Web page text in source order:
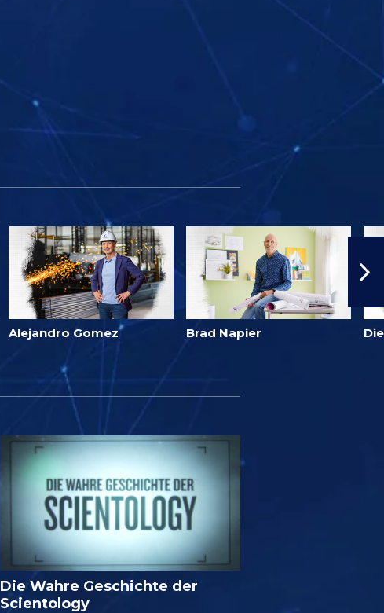
Alejandro Gomez Brad Napier
Die Wahre Geschichte der
Scientology